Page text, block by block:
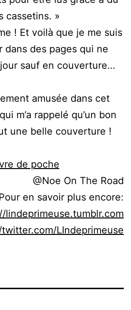
cassetins. »
! Et voilà que je me suis
dans des pages qui ne
sauf en couverture…
amusée dans cet
m’a rappelé qu’un bon
une belle couverture !
@Noe On The Road
en savoir plus encore:
lindeprimeuse.tumblr.com
LIndeprimeuse